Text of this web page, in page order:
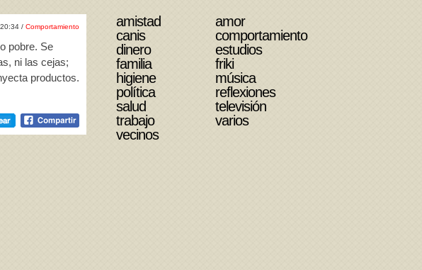
TQD
/ Comportamiento
pobre. Se
ni las cejas;
productos.
amistad
amor
canis
comportamiento
dinero
estudios
familia
friki
higiene
música
política
reflexiones
salud
televisión
trabajo
varios
vecinos